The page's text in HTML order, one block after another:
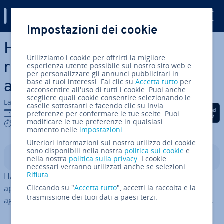
Vai al contenuto prin­ci­pa­le
HAVING in SQL: come filtrare
risultati sulla base di funzioni
aggregate
La redazione di IONOS
25 feb 2025
4 mins
Condividi via Facebook
Condividi via Twitter
Condividi via
Indice
HAVING in SQL è una con­di­zio­ne che può essere
applicata a valori già rag­grup­pa­ti. Si usa con funzioni
aggregate e serve a re­strin­ge­re ul­te­rior­men­te i risultati.
Impostazioni dei cookie
Utilizziamo i cookie per offrirti la migliore
esperienza utente possibile sul nostro sito web e
per personalizzare gli annunci pubblicitari in
base ai tuoi interessi. Fai clic suAccetta tutto per
acconsentire all'uso di tutti i cookie. Puoi anche
scegliere quali cookie consentire selezionando le
caselle sottostanti e facendo clic su Invia
preferenze per confermare le tue scelte. Puoi
modificare le tue preferenze in qualsiasi
momento nelle impostazioni.
Ulteriori informazioni sul nostro utilizzo dei cookie
sono disponibili nella nostra politica sui cookie e
nella nostra politica sulla privacy. I cookie
necessari verranno utilizzati anche se selezioni
Rifiuta.
Cliccando su "Accetta tutto", accetti la raccolta e la
trasmissione dei tuoi dati a paesi terzi.